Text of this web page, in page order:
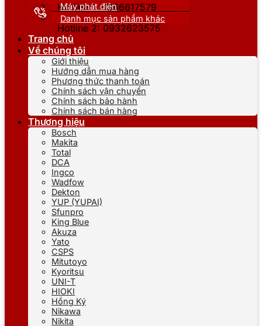
Hotline 1: 0866617579
Hotline 2: 0932623575
Máy phát điện
Danh mục sản phẩm khác
Trang chủ
Về chúng tôi
Giới thiệu
Hướng dẫn mua hàng
Phương thức thanh toán
Chính sách vận chuyển
Chính sách bảo hành
Chính sách bán hàng
Thương hiệu
Bosch
Makita
Total
DCA
Ingco
Wadfow
Dekton
YUP (YUPAI)
Sfunpro
King Blue
Akuza
Yato
CSPS
Mitutoyo
Kyoritsu
UNI-T
HIOKI
Hồng Ký
Nikawa
Nikita